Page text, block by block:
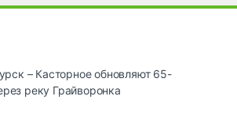
– Касторное обновляют 65-
реку Грайворонка